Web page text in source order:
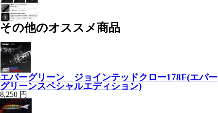
その他のオススメ商品
エバーグリーン ジョインテッドクロー178F(エバー
グリーンスペシャルエディション)
8,250 円